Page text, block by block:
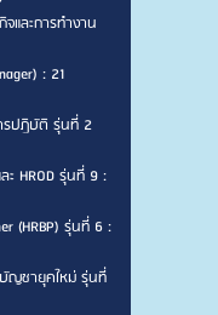
ละการทำงาน
: 21
รปฏิบัติ รุ่นที่ 2
ะ HROD รุ่นที่ 9 :
(HRBP) รุ่นที่ 6 :
ญชายุคใหม่ รุ่นที่